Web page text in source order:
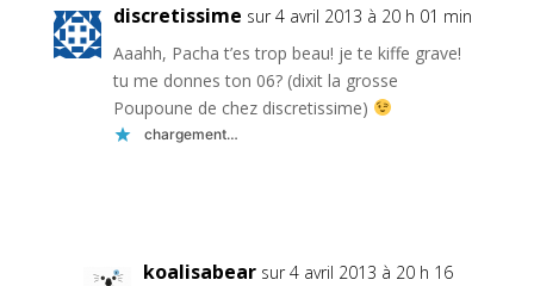
discretissime sur 4 avril 2013 à 20 h 01 min
Aaahh, Pacha t’es trop beau! je te kiffe grave!
tu me donnes ton 06? (dixit la grosse
Poupoune de chez discretissime)
chargement…
koalisabear sur 4 avril 2013 à 20 h 16